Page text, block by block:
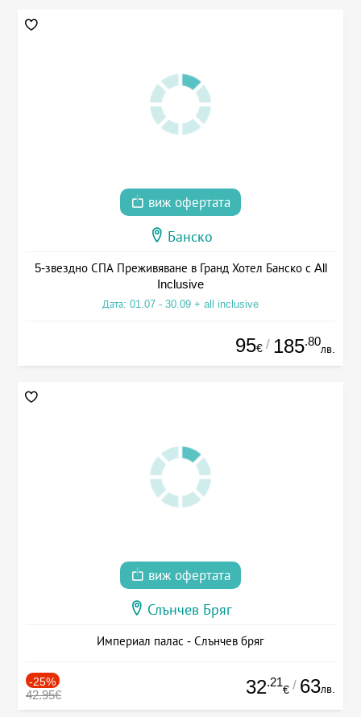
виж офертата
Банско
5-звездно СПА Преживяване в Гранд Хотел Банско с All
Inclusive
Дата: 01.07 - 30.09 + all inclusive
95€ / 185.80
лв.
виж офертата
Слънчев Бряг
Империал палас - Слънчев бряг
-25%
42.95€ 32.21
€ / 63лв.